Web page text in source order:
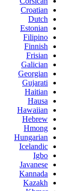
Croatian
Dutch
Estonian
Filipino
Finnish
Frisian
Galician
Georgian
Gujarati
Haitian
Hausa
Hawaiian
Hebrew
Hmong
Hungarian
Icelandic
Igbo
Javanese
Kannada
Kazakh